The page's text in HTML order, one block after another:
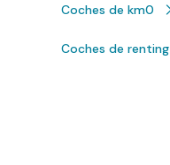
Coches de km0
Coches de renting